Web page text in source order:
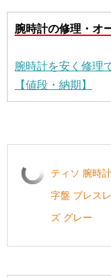
腕時計の修理・オ
腕時計を安く修理
【値段・納期】
ティソ 腕時
字盤 ブレス
ズ グレー